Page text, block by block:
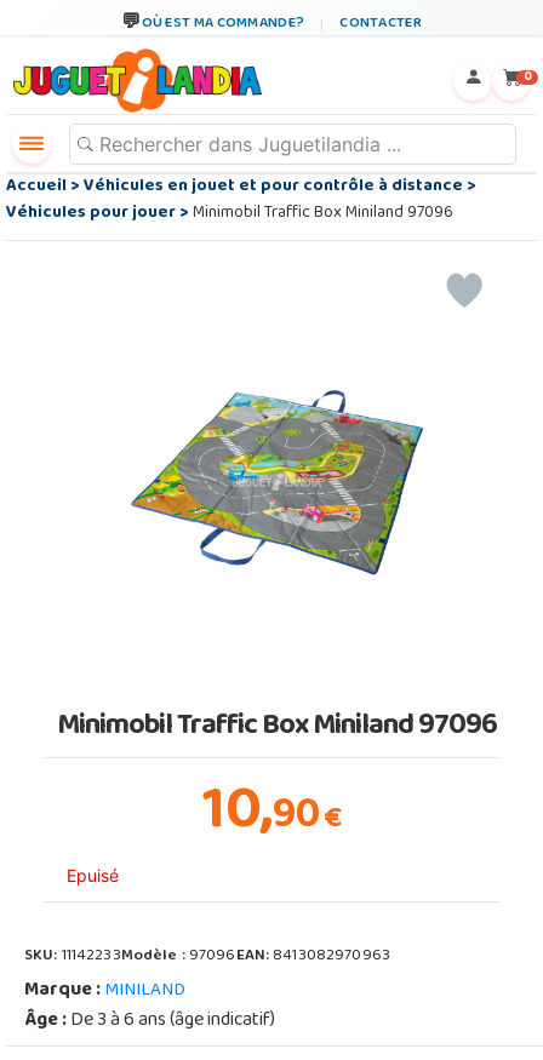
OÙ EST MA COMMANDE? CONTACTER
0
Accueil>Véhicules en jouet et pour contrôle à distance>
Véhicules pour jouer>Minimobil Traffic Box Miniland 97096
Minimobil Traffic Box Miniland 97096
10,90€
Epuisé
SKU:11142233Modèle :97096EAN:8413082970963
Marque :MINILAND
Âge :De 3 à 6 ans (âge indicatif)